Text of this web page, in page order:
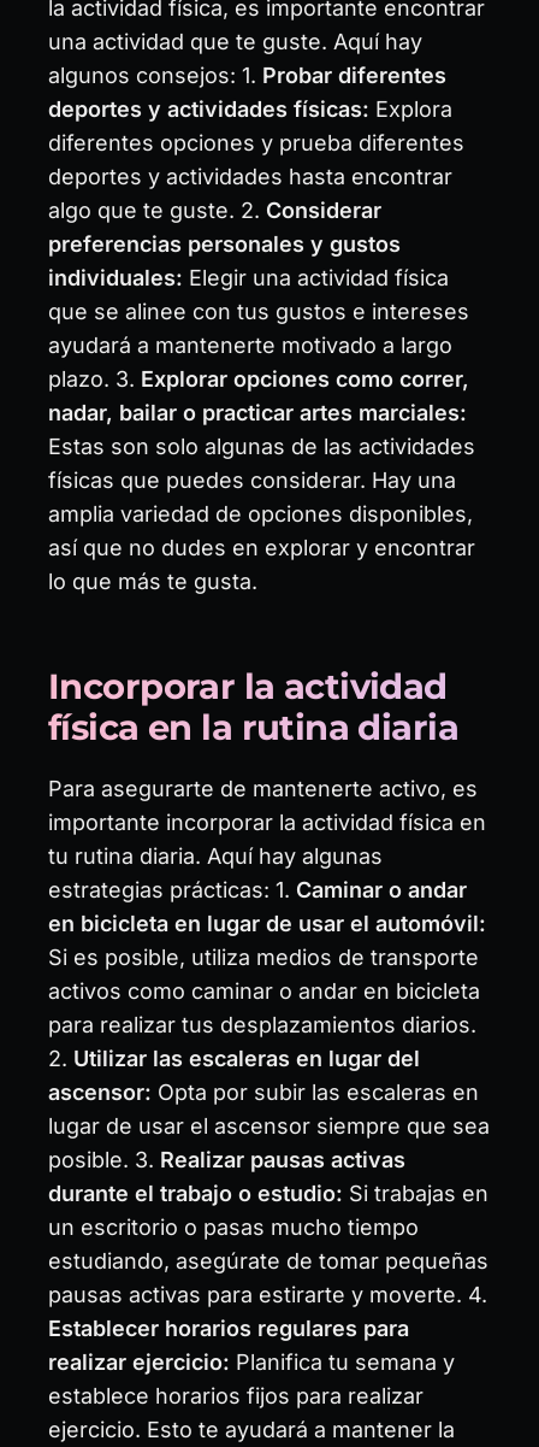
la actividad física, es importante encontrar
una actividad que te guste. Aquí hay
algunos consejos: 1. Probar diferentes
deportes y actividades físicas: Explora
diferentes opciones y prueba diferentes
deportes y actividades hasta encontrar
algo que te guste. 2. Considerar
preferencias personales y gustos
individuales: Elegir una actividad física
que se alinee con tus gustos e intereses
ayudará a mantenerte motivado a largo
plazo. 3. Explorar opciones como correr,
nadar, bailar o practicar artes marciales:
Estas son solo algunas de las actividades
físicas que puedes considerar. Hay una
amplia variedad de opciones disponibles,
así que no dudes en explorar y encontrar
lo que más te gusta.
Incorporar la actividad
física en la rutina diaria
Para asegurarte de mantenerte activo, es
importante incorporar la actividad física en
tu rutina diaria. Aquí hay algunas
estrategias prácticas: 1. Caminar o andar
en bicicleta en lugar de usar el automóvil:
Si es posible, utiliza medios de transporte
activos como caminar o andar en bicicleta
para realizar tus desplazamientos diarios.
2. Utilizar las escaleras en lugar del
ascensor: Opta por subir las escaleras en
lugar de usar el ascensor siempre que sea
posible. 3. Realizar pausas activas
durante el trabajo o estudio: Si trabajas en
un escritorio o pasas mucho tiempo
estudiando, asegúrate de tomar pequeñas
pausas activas para estirarte y moverte. 4.
Establecer horarios regulares para
realizar ejercicio: Planifica tu semana y
establece horarios fijos para realizar
ejercicio. Esto te ayudará a mantener la